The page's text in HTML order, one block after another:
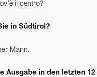
il centro?
in Südtirol?
Mann.
Ausgabe in den letzten